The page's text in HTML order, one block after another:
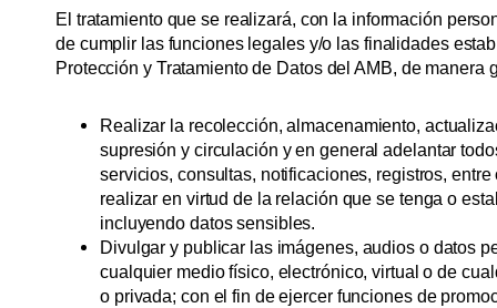
El tratamiento que se realizará, con la información
de cumplir las funciones legales y/o las finalidades
Protección y Tratamiento de Datos del AMB, de manera
Realizar la recolección, almacenamiento,
supresión y circulación y en general adelantar
servicios, consultas, notificaciones, registros,
realizar en virtud de la relación que se tenga o
incluyendo datos sensibles.
Divulgar y publicar las imágenes, audios o datos
cualquier medio físico, electrónico, virtual o de
o privada; con el fin de ejercer funciones de